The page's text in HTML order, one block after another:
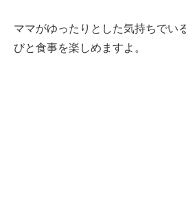
ママがゆったりとした気持ちでい
びと食事を楽しめますよ。